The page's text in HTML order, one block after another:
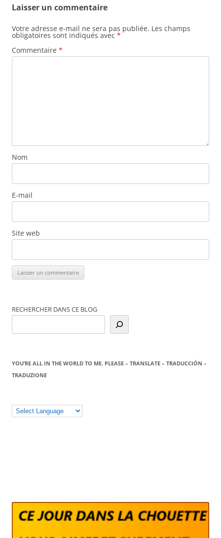
Laisser un commentaire
Votre adresse e-mail ne sera pas publiée. Les champs
obligatoires sont indiqués avec *
Commentaire *
Nom
E-mail
Site web
RECHERCHER DANS CE BLOG
YOU’RE ALL IN THE WORLD TO ME. PLEASE – TRANSLATE – TRADUCCIÓN –
TRADUZIONE